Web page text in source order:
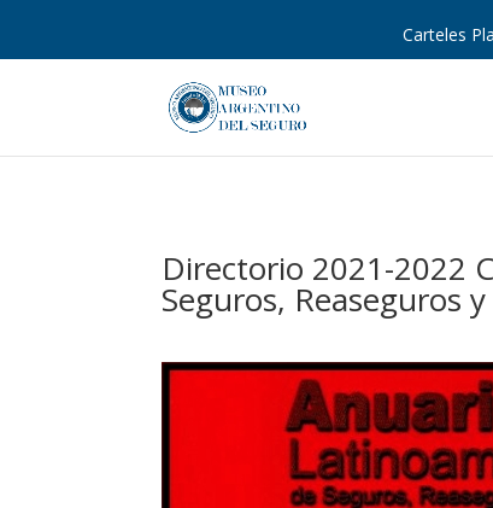
Carteles
Directorio 2021-2022
Seguros, Reaseguros